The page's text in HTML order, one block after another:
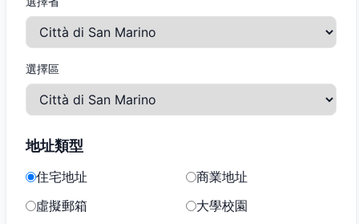
選擇區
地址類型
住宅地址
商業地址
虛擬郵箱
大學校園